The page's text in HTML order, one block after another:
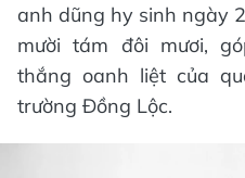
anh dũng hy sinh ngày
mười tám đôi mươi,
thắng oanh liệt của
trường Đồng Lộc.